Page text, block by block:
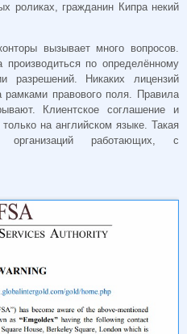
роликах, гражданин Кипра некий
вызывает много вопросов.
по определённому
разрешений. Никаких лицензий
правового поля. Правила
Клиентское соглашение и
на английском языке. Такая
организаций работающих, с